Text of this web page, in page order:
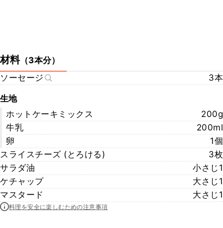
材料（3本分）
ソーセージ
3本
生地
ホットケーキミックス
200g
牛乳
200ml
卵
1個
スライスチーズ (とろける)
3枚
サラダ油
小さじ1
ケチャップ
大さじ1
マスタード
大さじ1
料理を安全に楽しむための注意事項